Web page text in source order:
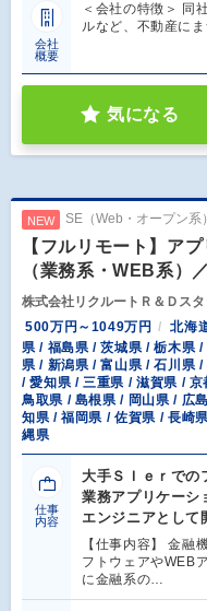
会社
概要
＜会社の特徴＞ 同
ルなど、不動産に
気になる
NEW SE（Web・オープン系）
【フルリモート】ア
（業務系・WEB系）
株式会社リクルートＲ＆Ｄス
500万円～1049万円
北海
県 / 福島県 / 茨城県 / 栃木県
県 / 新潟県 / 富山県 / 石川県
/ 愛知県 / 三重県 / 滋賀県 /
鳥取県 / 島根県 / 岡山県 / 広
知県 / 福岡県 / 佐賀県 / 長崎
縄県
仕事
内容
大手ＳＩｅｒでの
業務アプリケーシ
エンジニアとして
【仕事内容】 金融
フトウェアやWEB
に金融系の…